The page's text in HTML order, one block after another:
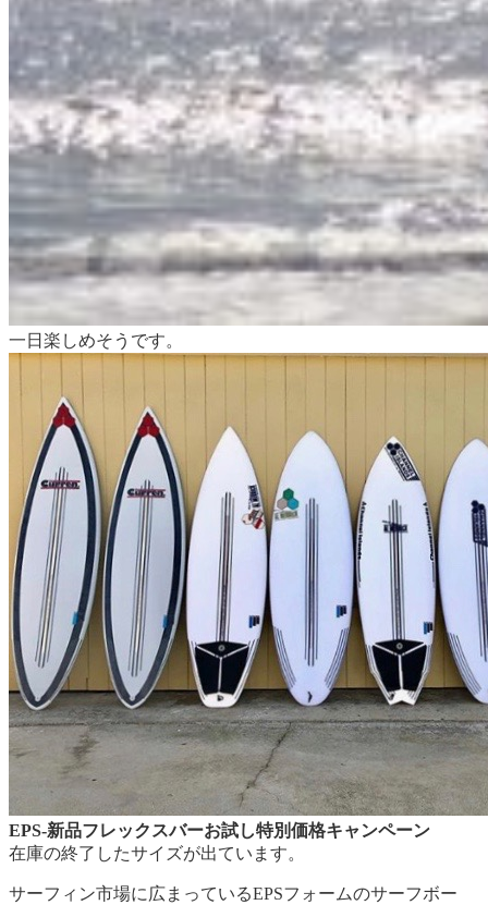
一日楽しめそうです。
EPS-新品フレックスバーお試し特別価格キャンペーン
在庫の終了したサイズが出ています。
サーフィン市場に広まっているEPSフォームのサーフボー